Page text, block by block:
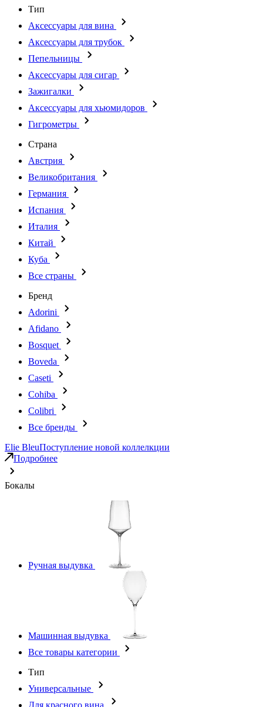
Тип
Аксессуары для вина
Аксессуары для трубок
Пепельницы
Аксессуары для сигар
Зажигалки
Аксессуары для хьюмидоров
Гигрометры
Страна
Австрия
Великобритания
Германия
Испания
Италия
Китай
Куба
Все страны
Бренд
Adorini
Afidano
Bosquet
Boveda
Caseti
Cohiba
Colibri
Все бренды
Elie BleuПоступление новой коллелкции
Подробнее
Бокалы
Ручная выдувка
Машинная выдувка
Все товары категории
Тип
Универсальные
Для красного вина